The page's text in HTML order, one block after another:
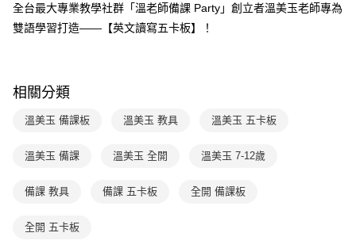
成交易。
3.實際核准額度、可分期數及費用金額請依後續交易確認頁面所載為準。
4.訂單成立30分鐘內，如未前往確認交易或遇審核未通過，訂單將自動取
1.分期款項不併入電信帳單，「大哥付你分期」於每月結算日後寄送繳費提
2.透過簡訊連結打開帳單後，可選擇「超商條碼／台灣大直營門市／銀行轉
【注意事項】
用戶於交易時，得透過本服務購買商品或服務，並由商店將買賣／分期付款
2.基於同意付款使用「大哥付你分期」之契約關係目的，商店將以您的個人
資料（包含姓名、電話或地址）提供予台灣大哥大進項蒐集、處理及利用，
AFTEE先享後付是「在收到商品之後才付款」的支付方式。 讓您購物簡單
便利好安心！
【「AFTEE先享後付」結帳流程】
１．於結帳方式選擇「AFTEE先享後付」後，將跳轉至「AFTEE先享後付」
結帳頁面，進行簡訊認證並確認金額後，即可完成結帳。
３．收到繳費通知簡訊後14天內，點擊此簡訊中的連結，可透過四大超商／
※ 請注意：結帳手續完成當下不需立刻繳費，但若您需要取消訂單，請聯絡
購買商品的店家。未經商家同意取消之訂單仍視為有效，需透過AFTEE先享
※ 交易是否成功請以「AFTEE先享後付 」之結帳頁面顯示為準，若有關於
ATM付款
每筆NT$70，滿NT$800(含以上)免運費
離島宅配（澎湖、金門、馬祖、小琉球；不適用於郵局i郵箱）
每筆NT$200
全台最大專業教學社群「溫老師備課 Party」創立者溫美玉老師專為
雙語學習打造——【英文讀寫五卡板】！
相關分類
溫美玉 備課板 溫美玉 教具 溫美玉 五卡板
溫美玉 備課 溫美玉 全開 溫美玉 7-12歲
備課 教具 備課 五卡板 全開 備課板
全開 五卡板